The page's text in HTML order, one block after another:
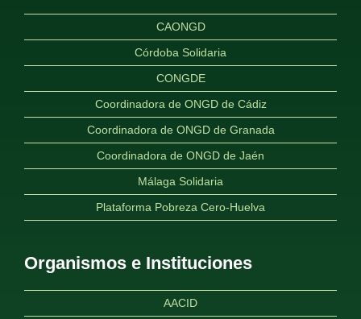
CAONGD
Córdoba Solidaria
CONGDE
Coordinadora de ONGD de Cádiz
Coordinadora de ONGD de Granada
Coordinadora de ONGD de Jaén
Málaga Solidaria
Plataforma Pobreza Cero-Huelva
Organismos e Instituciones
AACID